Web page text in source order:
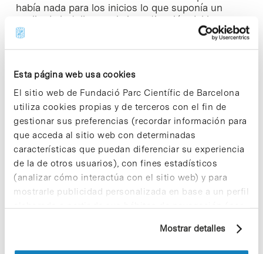
Esta página web usa cookies
El sitio web de Fundació Parc Científic de Barcelona
utiliza cookies propias y de terceros con el fin de
gestionar sus preferencias (recordar información para
que acceda al sitio web con determinadas
características que puedan diferenciar su experiencia
de la de otros usuarios), con fines estadísticos
(analizar cómo interactúa con el sitio web) y para
mostrarle publicidad personalizada en base a un perfil
elaborado a partir de sus hábitos de navegación (por
información sobre las cookies puede consultar
la Política de cookies del sitio web.
Mostrar detalles
había nada para los inicios lo que suponía un
cuello de botella para la investigación del huso
mitótico y para entender mejor su función en la
división celular», describe Lüders. El científico
estudio que lleva únicamente dos nombres, el
suyo y el del francés Nicolas Lecland, primer autor,
quien ha desarrollado su doctorado con una beca
de «la Caixa» en el IRB.
El trabajo abre la puerta a comprender mejor el
modo de acción de fármacos usados en
quimioterapia que tienen como diana a los
microtúbulos. Este tipo de fármacos perturban la
formación del huso mitótico con la consecuente
interfiriendo en el crecimiento del tumor.